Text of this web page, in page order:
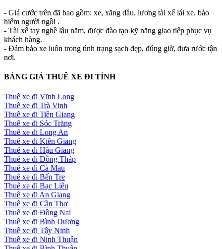
- Giá cước trên đã bao gồm: xe, xăng dầu, lương tài xế lái xe, bảo
hiểm người ngồi .
- Tài xế tay nghề lâu năm, được đào tạo kỹ năng giao tiếp phục vụ
khách hàng.
- Đảm bảo xe luôn trong tình trạng sạch đẹp, đúng giờ, đưa rước tận
nơi.
BẢNG GIÁ THUÊ XE ĐI TỈNH
Thuê xe đi Vĩnh Long
Thuê xe đi Trà Vinh
Thuê xe đi Tiền Giang
Thuê xe đi Sóc Trăng
Thuê xe đi Long An
Thuê xe đi Kiên Giang
Thuê xe đi Hậu Giang
Thuê xe đi Đồng Tháp
Thuê xe đi Cà Mau
Thuê xe đi Bến Tre
Thuê xe đi Bạc Liêu
Thuê xe đi An Giang
Thuê xe đi Cần Thơ
Thuê xe đi Đồng Nai
Thuê xe đi Bình Dương
Thuê xe đi Tây Ninh
Thuê xe đi Ninh Thuận